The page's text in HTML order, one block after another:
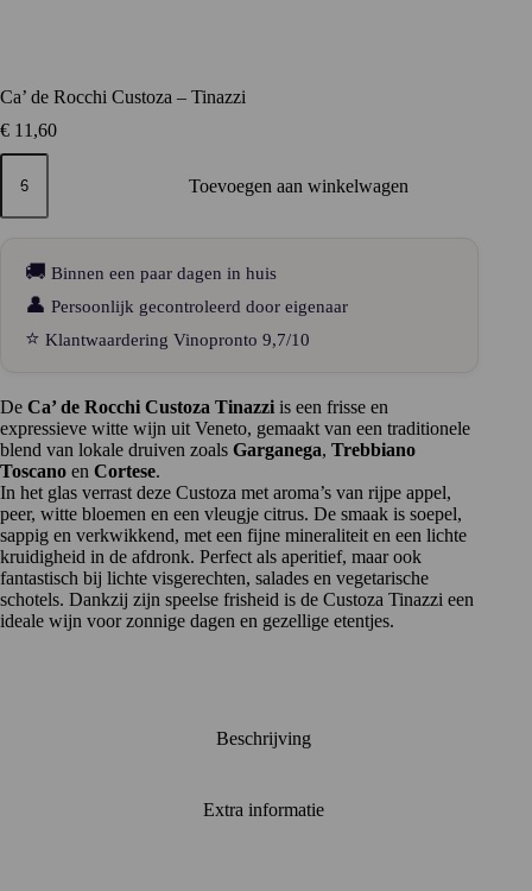
Ca’ de Rocchi Custoza – Tinazzi
€ 11,60
Ca'
Custoza
Tinazzi
aantal
Toevoegen aan winkelwagen
🚚 Binnen een paar dagen in huis
👤 Persoonlijk gecontroleerd door eigenaar
⭐ Klantwaardering Vinopronto 9,7/10
De Ca’ de Rocchi Custoza Tinazzi is een frisse en
expressieve witte wijn uit Veneto, gemaakt van een traditionele
blend van lokale druiven zoals Garganega, Trebbiano
Toscano en Cortese.
In het glas verrast deze Custoza met aroma’s van rijpe appel,
peer, witte bloemen en een vleugje citrus. De smaak is soepel,
sappig en verkwikkend, met een fijne mineraliteit en een lichte
kruidigheid in de afdronk. Perfect als aperitief, maar ook
fantastisch bij lichte visgerechten, salades en vegetarische
schotels. Dankzij zijn speelse frisheid is de Custoza Tinazzi een
ideale wijn voor zonnige dagen en gezellige etentjes.
Beschrijving
Extra informatie